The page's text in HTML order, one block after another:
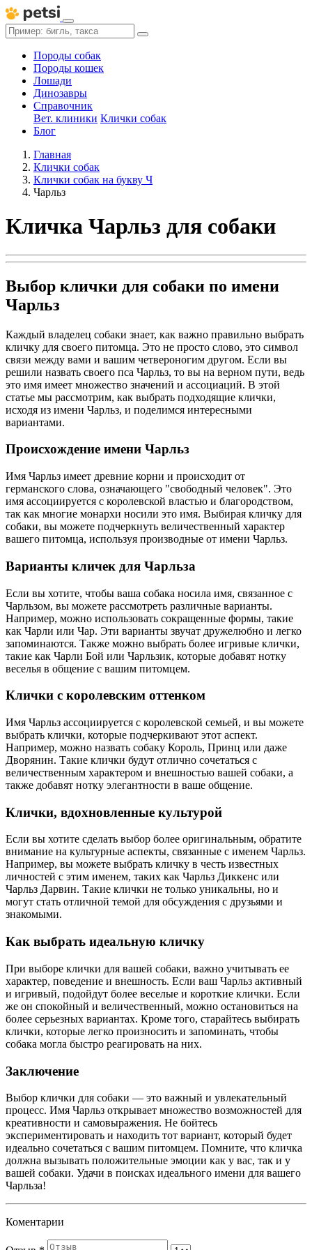
Породы собак
Породы кошек
Лошади
Динозавры
Справочник
Вет. клиники Клички собак
Блог
Главная
Клички собак
Клички собак на букву Ч
Чарльз
Кличка Чарльз для собаки
Выбор клички для собаки по имени
Чарльз
Каждый владелец собаки знает, как важно правильно выбрать
кличку для своего питомца. Это не просто слово, это символ
связи между вами и вашим четвероногим другом. Если вы
решили назвать своего пса Чарльз, то вы на верном пути, ведь
это имя имеет множество значений и ассоциаций. В этой
статье мы рассмотрим, как выбрать подходящие клички,
исходя из имени Чарльз, и поделимся интересными
вариантами.
Происхождение имени Чарльз
Имя Чарльз имеет древние корни и происходит от
германского слова, означающего "свободный человек". Это
имя ассоциируется с королевской властью и благородством,
так как многие монархи носили это имя. Выбирая кличку для
собаки, вы можете подчеркнуть величественный характер
вашего питомца, используя производные от имени Чарльз.
Варианты кличек для Чарльза
Если вы хотите, чтобы ваша собака носила имя, связанное с
Чарльзом, вы можете рассмотреть различные варианты.
Например, можно использовать сокращенные формы, такие
как Чарли или Чар. Эти варианты звучат дружелюбно и легко
запоминаются. Также можно выбрать более игривые клички,
такие как Чарли Бой или Чарльзик, которые добавят нотку
веселья в общение с вашим питомцем.
Клички с королевским оттенком
Имя Чарльз ассоциируется с королевской семьей, и вы можете
выбрать клички, которые подчеркивают этот аспект.
Например, можно назвать собаку Король, Принц или даже
Дворянин. Такие клички будут отлично сочетаться с
величественным характером и внешностью вашей собаки, а
также добавят нотку элегантности в ваше общение.
Клички, вдохновленные культурой
Если вы хотите сделать выбор более оригинальным, обратите
внимание на культурные аспекты, связанные с именем Чарльз.
Например, вы можете выбрать кличку в честь известных
личностей с этим именем, таких как Чарльз Диккенс или
Чарльз Дарвин. Такие клички не только уникальны, но и
могут стать отличной темой для обсуждения с друзьями и
знакомыми.
Как выбрать идеальную кличку
При выборе клички для вашей собаки, важно учитывать ее
характер, поведение и внешность. Если ваш Чарльз активный
и игривый, подойдут более веселые и короткие клички. Если
же он спокойный и величественный, можно остановиться на
более серьезных вариантах. Кроме того, старайтесь выбирать
клички, которые легко произносить и запоминать, чтобы
собака могла быстро реагировать на них.
Заключение
Выбор клички для собаки — это важный и увлекательный
процесс. Имя Чарльз открывает множество возможностей для
креативности и самовыражения. Не бойтесь
экспериментировать и находить тот вариант, который будет
идеально сочетаться с вашим питомцем. Помните, что кличка
должна вызывать положительные эмоции как у вас, так и у
вашей собаки. Удачи в поисках идеального имени для вашего
Чарльза!
Коментарии